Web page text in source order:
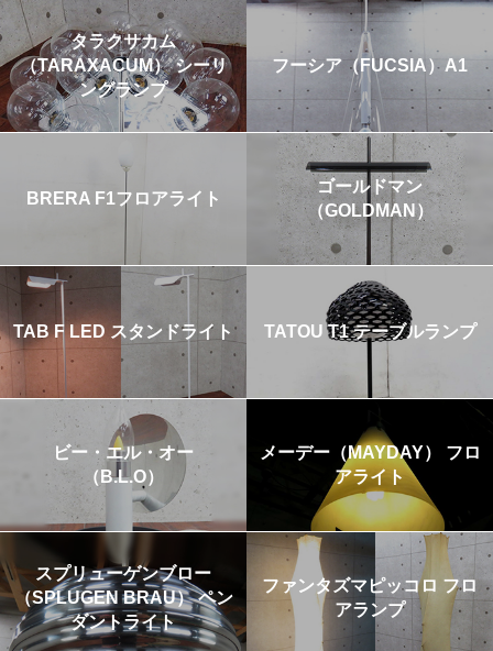
タラクサカム
（TARAXACUM） シーリ
ングランプ
フーシア（FUCSIA）A1
BRERA F1フロアライト
ゴールドマン
（GOLDMAN）
TAB F LED スタンドライト TATOU T1 テーブルランプ
ビー・エル・オー
（B.L.O）
メーデー（MAYDAY） フロ
アライト
スプリューゲンブロー
（SPLUGEN BRAU） ペン
ダントライト
ファンタズマピッコロ フロ
アランプ